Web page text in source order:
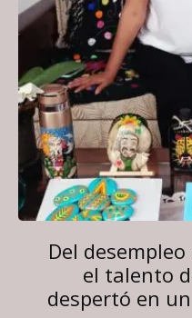
Del
el talento
despertó en